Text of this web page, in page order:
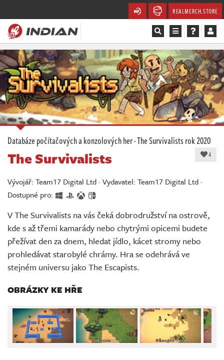
REALMERCH.STORE
Magazín
Recenze
Videa
Soutěže
Databáze
Komunita
Redakce
Živě
Databáze počítačových a konzolových her·The Survivalistsrok 2020
4
The Survivalists
Vývojář: Team17 Digital Ltd · Vydavatel: Team17 Digital Ltd ·
Dostupné pro:
V The Survivalists na vás čeká dobrodružství na ostrově,
kde s až třemi kamarády nebo chytrými opicemi budete
přežívat den za dnem, hledat jídlo, kácet stromy nebo
prohledávat starobylé chrámy. Hra se odehrává ve
stejném universu jako The Escapists.
OBRÁZKY KE HŘE